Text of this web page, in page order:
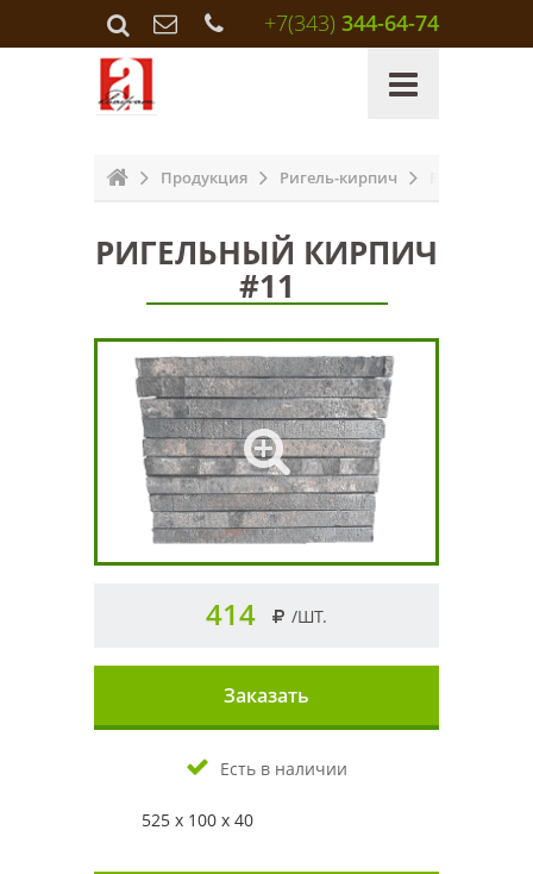
+7(343) 344-64-74
Продукция Ригель-кирпич
РИГЕЛЬНЫЙ КИРПИЧ
#11
414 /ШТ.
Заказать
Есть в наличии
525 х 100 х 40